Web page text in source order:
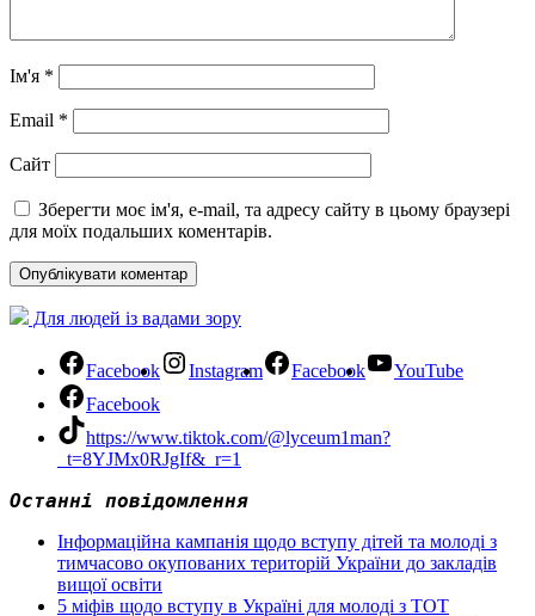
Ім'я *
Email *
Сайт
Зберегти моє ім'я, e-mail, та адресу сайту в цьому браузері
для моїх подальших коментарів.
Для людей із вадами зору
Facebook Instagram Facebook
YouTube
Facebook
https://www.tiktok.com/@lyceum1man?
_t=8YJMx0RJgIf&_r=1
Останні повідомлення
Інформаційна кампанія щодо вступу дітей та молоді з
тимчасово окупованих територій України до закладів
вищої освіти
5 міфів щодо вступу в Україні для молоді з ТОТ